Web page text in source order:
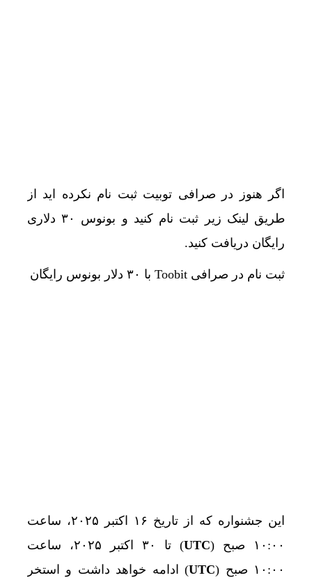
اگر هنوز در صرافی توبیت ثبت نام نکرده اید از
طریق لینک زیر ثبت نام کنید و بونوس ۳۰ دلاری
رایگان دریافت کنید.
ثبت نام در صرافی Toobit با ۳۰ دلار بونوس رایگان
این جشنواره که از تاریخ ۱۶ اکتبر ۲۰۲۵، ساعت
۱۰:۰۰ صبح (
UTC
) تا ۳۰ اکتبر ۲۰۲۵، ساعت
۱۰:۰۰ صبح (
UTC) ادامه خواهد داشت و استخر